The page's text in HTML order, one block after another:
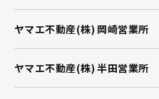
ヤマエ不動産(株) 岡崎営業所
ヤマエ不動産(株) 半田営業所